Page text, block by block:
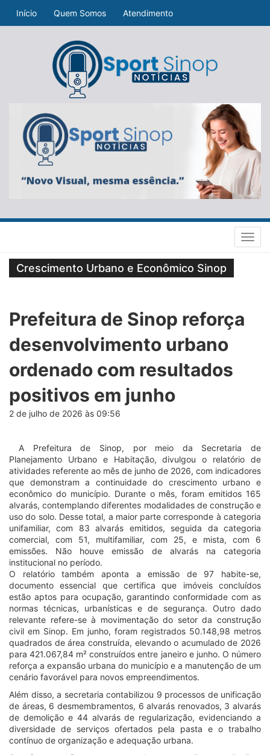
Início Quem Somos Atendimento
Crescimento Urbano e Econômico Sinop
Prefeitura de Sinop reforça
desenvolvimento urbano
ordenado com resultados
positivos em junho
2 de julho de 2026 às 09:56
A Prefeitura de Sinop, por meio da Secretaria de
Planejamento Urbano e Habitação, divulgou o relatório de
atividades referente ao mês de junho de 2026, com indicadores
que demonstram a continuidade do crescimento urbano e
econômico do município. Durante o mês, foram emitidos 165
alvarás, contemplando diferentes modalidades de construção e
uso do solo. Desse total, a maior parte corresponde à categoria
unifamiliar, com 83 alvarás emitidos, seguida da categoria
comercial, com 51, multifamiliar, com 25, e mista, com 6
emissões. Não houve emissão de alvarás na categoria
institucional no período.
O relatório também aponta a emissão de 97 habite-se,
documento essencial que certifica que imóveis concluídos
estão aptos para ocupação, garantindo conformidade com as
normas técnicas, urbanísticas e de segurança. Outro dado
relevante refere-se à movimentação do setor da construção
civil em Sinop. Em junho, foram registrados 50.148,98 metros
quadrados de área construída, elevando o acumulado de 2026
para 421.067,84 m² construídos entre janeiro e junho. O número
reforça a expansão urbana do município e a manutenção de um
cenário favorável para novos empreendimentos.
Além disso, a secretaria contabilizou 9 processos de unificação
de áreas, 6 desmembramentos, 6 alvarás renovados, 3 alvarás
de demolição e 44 alvarás de regularização, evidenciando a
diversidade de serviços ofertados pela pasta e o trabalho
contínuo de organização e adequação urbana.